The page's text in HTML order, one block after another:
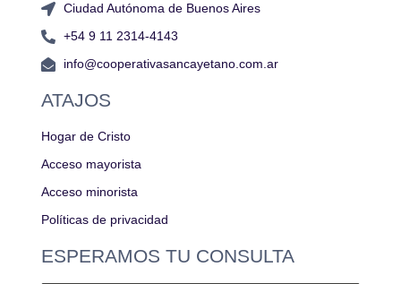
Ciudad Autónoma de Buenos Aires
+54 9 11 2314-4143
info@cooperativasancayetano.com.ar
ATAJOS
Hogar de Cristo
Acceso mayorista
Acceso minorista
Políticas de privacidad
ESPERAMOS TU CONSULTA